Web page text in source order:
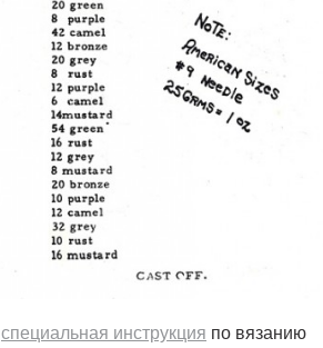
специальная инструкция по вязанию